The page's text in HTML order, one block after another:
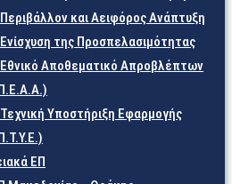
και Αειφόρος Ανάπτυξη
της Προσπελασιμότητας
Αποθεματικό Απροβλέπτων
Υποστήριξη Εφαρμογής
ΕΠ